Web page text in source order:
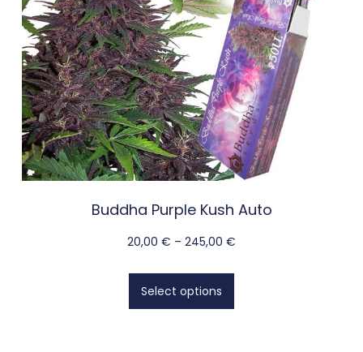
Buddha Purple Kush Auto
20,00 € – 245,00 €
Select options